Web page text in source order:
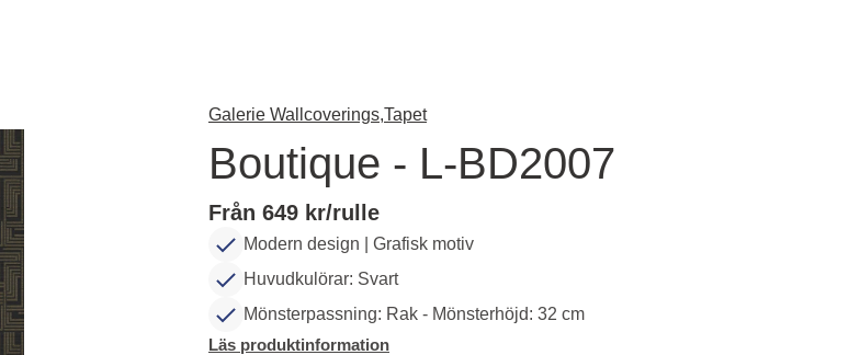
Galerie Wallcoverings,Tapet
Boutique - L-BD2007
Från 649 kr/rulle
Modern design | Grafisk motiv
Huvudkulörar: Svart
Mönsterpassning: Rak - Mönsterhöjd: 32 cm
Läs produktinformation